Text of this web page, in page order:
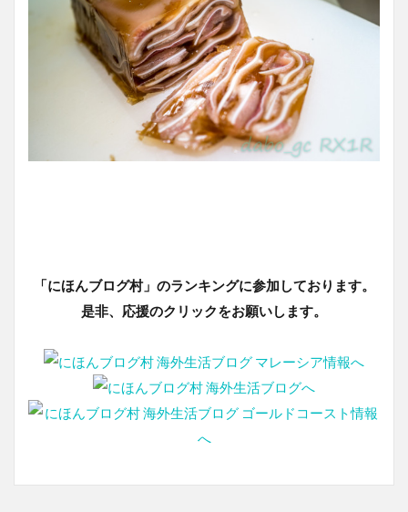
「にほんブログ村」のランキングに参加しております。
是非、応援のクリックをお願いします。